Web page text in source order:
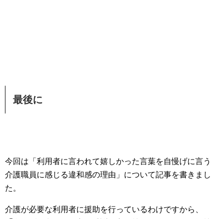
最後に
今回は「利用者に言われて嬉しかった言葉を自慢げに言う
介護職員に感じる違和感の理由」について記事を書きまし
た。
介護が必要な利用者に援助を行っているわけですから、